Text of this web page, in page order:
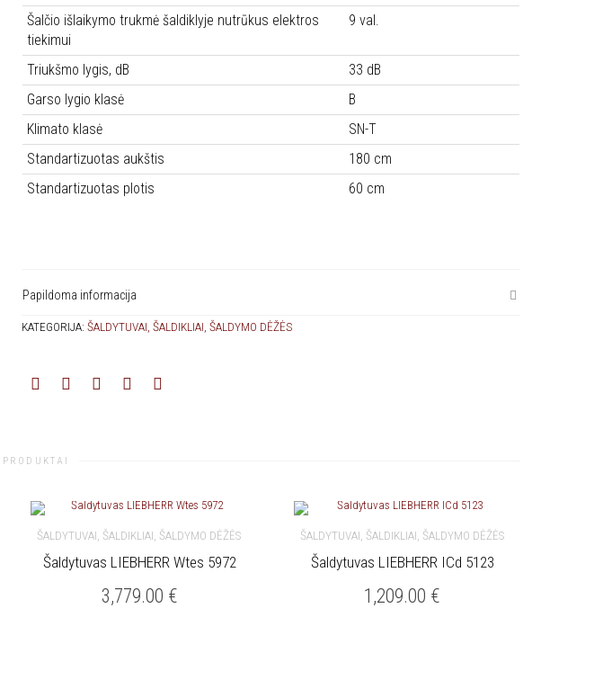
Šalčio išlaikymo trukmė šaldiklyje nutrūkus elektros
tiekimui
9 val.
Triukšmo lygis, dB
33 dB
Garso lygio klasė
B
Klimato klasė
SN-T
Standartizuotas aukštis
180 cm
Standartizuotas plotis
60 cm
Papildoma informacija
KATEGORIJA: ŠALDYTUVAI, ŠALDIKLIAI, ŠALDYMO DĖŽĖS
Į KREPŠELĮ
ŠALDYTUVAI, ŠALDIKLIAI, ŠALDYMO DĖŽĖS
Šaldytuvas LIEBHERR Wtes 5972
3,779.00 €
Į KREPŠELĮ
ŠALDYTUVAI, ŠALDIKLIAI, ŠALDYMO DĖŽĖS
Šaldytuvas LIEBHERR ICd 5123
1,209.00 €